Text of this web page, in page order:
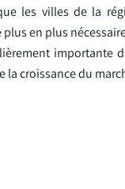
les villes de la
en plus
importante
croissance du